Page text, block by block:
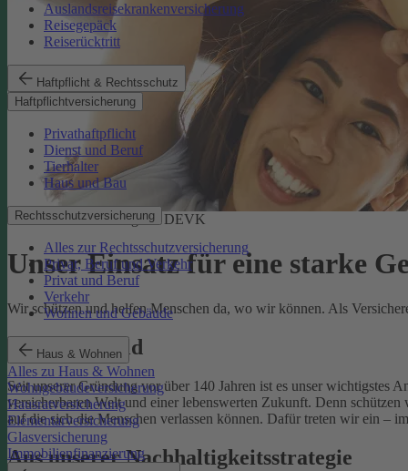
Auslandsreisekrankenversicherung
Reisegepäck
Reiserücktritt
Haftpflicht & Rechtsschutz
Haftpflichtversicherung
Privathaftpflicht
Dienst und Beruf
Tierhalter
Haus und Bau
Rechtsschutzversicherung
Alles zur Rechtsschutzversicherung
Privat, Beruf und Verkehr
Privat und Beruf
Verkehr
Wohnen und Gebäude
Haus & Wohnen
Alles zu Haus & Wohnen
Wohngebäudeversicherung
Hausratversicherung
Elementarversicherung
Glasversicherung
Immobilienfinanzierung
Soziale Verantwortung der DEVK
Unser Einsatz für eine starke
Wir schützen und helfen Menschen da, wo wir können. Als
Unser Leitbild
Seit unserer Gründung vor über 140 Jahren ist es unser wichtigstes
versicherbaren Welt und einer lebenswerten Zukunft. Denn
auf die sich die Menschen verlassen können. Dafür treten wir ein –
Aus unserer Nachhaltigkeitsstrategie